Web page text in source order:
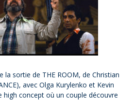
la sortie de THE ROOM, de Christian
avec Olga Kurylenko et Kevin
high concept où un couple découvre